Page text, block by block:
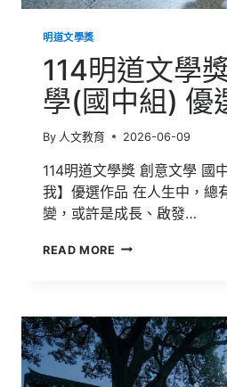
明道文學獎
114明道文學
學(國中組) 優
By 人文教育 2026-06-09
114明道文學獎 創意文學 國
我】優選作品 在人生中，總
變，或許是成長、啟發…
READ MORE 114
獎-